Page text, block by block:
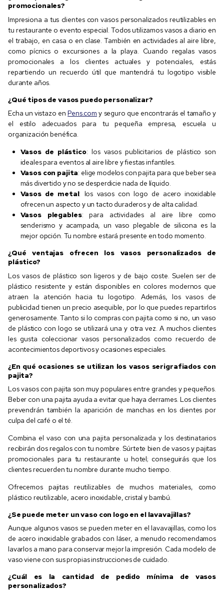
promocionales?
Impresiona a tus clientes con vasos personalizados reutilizables en
tu restaurante o evento especial. Todos utilizamos vasos a diario en
el trabajo, en casa o en clase. También en actividades al aire libre,
como pícnics o excursiones a la playa. Cuando regalas vasos
promocionales a los clientes actuales y potenciales, estás
repartiendo un recuerdo útil que mantendrá tu logotipo visible
durante años.
¿Qué tipos de vasos puedo personalizar?
Echa un vistazo enPens.com y seguro que encontrarás el tamaño y
el estilo adecuados para tu pequeña empresa, escuela u
organización benéfica.
Vasos de plástico: los vasos publicitarios de plástico son
ideales para eventos al aire libre y fiestas infantiles.
Vasos con pajita: elige modelos con pajita para que beber sea
más divertido y no se desperdicie nada de líquido.
Vasos de metal: los vasos con logo de acero inoxidable
ofrecen un aspecto y un tacto duraderos y de alta calidad.
Vasos plegables: para actividades al aire libre como
senderismo y acampada, un vaso plegable de silicona es la
mejor opción. Tu nombre estará presente en todo momento.
¿Qué ventajas ofrecen los vasos personalizados de
plástico?
Los vasos de plástico son ligeros y de bajo coste. Suelen ser de
plástico resistente y están disponibles en colores modernos que
atraen la atención hacia tu logotipo. Además, los vasos de
publicidad tienen un precio asequible, por lo que puedes repartirlos
generosamente. Tanto si lo compras con pajita como si no, un vaso
de plástico con logo se utilizará una y otra vez. A muchos clientes
les gusta coleccionar vasos personalizados como recuerdo de
acontecimientos deportivos y ocasiones especiales.
¿En qué ocasiones se utilizan los vasos serigrafiados con
pajita?
Los vasos con pajita son muy populares entre grandes y pequeños.
Beber con una pajita ayuda a evitar que haya derrames. Los clientes
prevendrán también la aparición de manchas en los dientes por
culpa del café o el té.
Combina el vaso con una pajita personalizada y los destinatarios
recibirán dos regalos con tu nombre. Súrtete bien de vasos y pajitas
promocionales para tu restaurante u hotel; conseguirás que los
clientes recuerden tu nombre durante mucho tiempo.
Ofrecemos pajitas reutilizables de muchos materiales, como
plástico reutilizable, acero inoxidable, cristal y bambú.
¿Se puede meter un vaso con logo en el lavavajillas?
Aunque algunos vasos se pueden meter en el lavavajillas, como los
de acero inoxidable grabados con láser, a menudo recomendamos
lavarlos a mano para conservar mejor la impresión. Cada modelo de
vaso viene con sus propias instrucciones de cuidado.
¿Cuál es la cantidad de pedido mínima de vasos
personalizados?